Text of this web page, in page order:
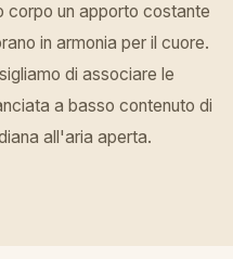
corpo un apporto costante
in armonia per il cuore.
di associare le
a basso contenuto di
all'aria aperta.